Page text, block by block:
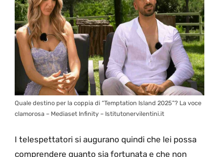
Quale destino per la coppia di “Temptation Island 2025”? La voce
clamorosa – Mediaset Infinity – Istitutonervilentini.it
I telespettatori si augurano quindi che lei possa
comprendere quanto sia fortunata e che non